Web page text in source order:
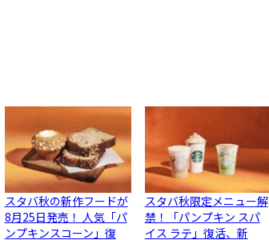
スタバ秋の新作フードが
8月25日発売！ 人気「パ
ンプキンスコーン」復
スタバ秋限定メニュー解
禁！「パンプキン スパ
イス ラテ」復活、新